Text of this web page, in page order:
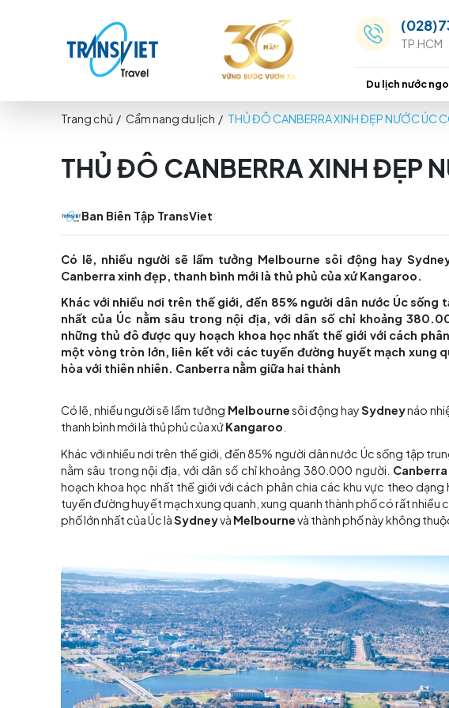
THỦ ĐÔ CANBERRA
Ban Biên Tập TransViet
Có lẽ, nhiều người sẽ lầm tưởng Melbourne sôi
Canberra xinh đẹp, thanh bình mới là thủ phủ của xứ
Khác với nhiều nơi trên thế giới, đến 85% người dân
nhất của Úc nằm sâu trong nội địa, với dân số chỉ
những thủ đô được quy hoạch khoa học nhất thế giới
một vòng tròn lớn, liên kết với các tuyến đường huyết
hòa với thiên nhiên. Canberra nằm giữa hai thành
Có lẽ, nhiều người sẽ lầm tưởngMelbournesôi động hay
thanh bình mới là thủ phủ của xứKangaroo.
nằm sâu trong nội địa, với dân số chỉ khoảng 380.000
hoạch khoa học nhất thế giới với cách phân chia các khu
tuyến đường huyết mạch xung quanh, xung quanh thành phố
phố lớn nhất của Úc làSydneyvàMelbournevà thành phố